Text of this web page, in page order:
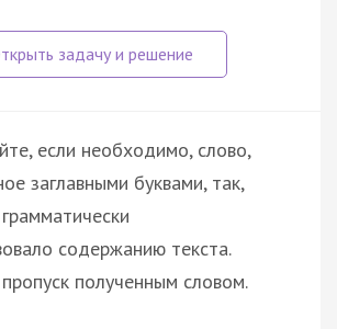
если необходимо, слово,
заглавными буквами, так,
содержанию текста.
полученным словом.